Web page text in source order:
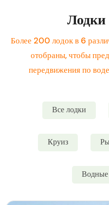
Более 200 лодок в 6
отобраны, чтобы
передвижения по
Все лодки
Круиз
Водные